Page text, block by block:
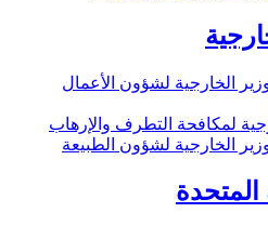
الخارجية لشؤون الأعمال
لمكافحة التطرف والإرهاب
الخارجية لشؤون الطبيعة
المتحدة